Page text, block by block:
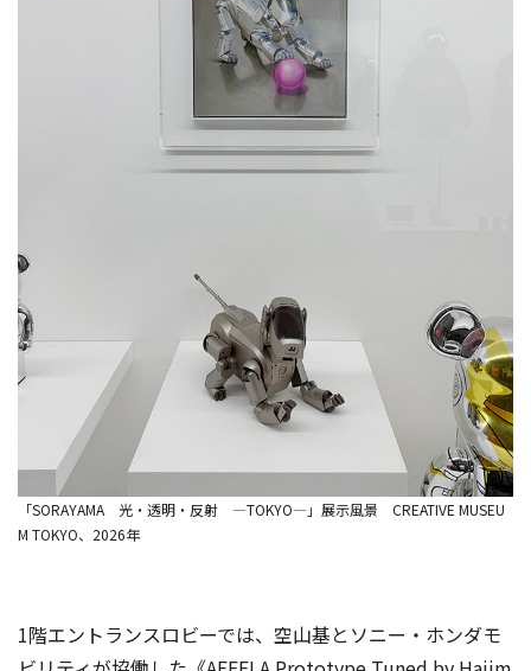
「SORAYAMA 光・透明・反射 ―TOKYO―」展示風景 CREATIVE MUSEU
M TOKYO、2026年
1階エントランスロビーでは、空山基とソニー・ホンダモ